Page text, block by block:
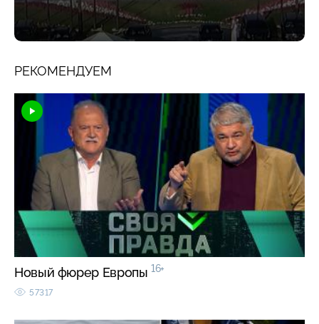
РЕКОМЕНДУЕМ
Новый фюрер Европы 16+
57317